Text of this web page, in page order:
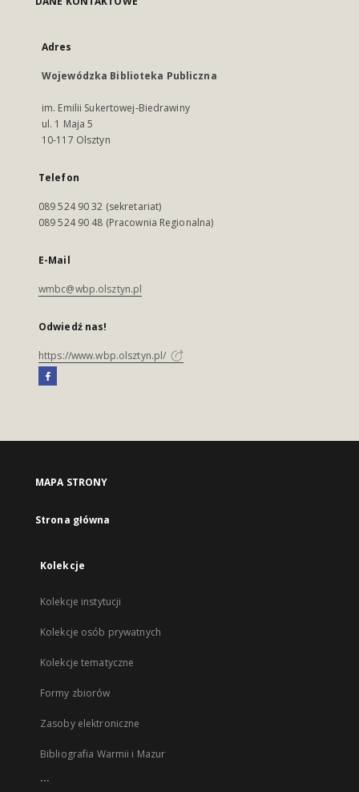
Adres
Wojewódzka Biblioteka Publiczna
im. Emilii Sukertowej-Biedrawiny
ul. 1 Maja 5
10-117 Olsztyn
Telefon
089 524 90 32 (sekretariat)
089 524 90 48 (Pracownia Regionalna)
E-Mail
wmbc@wbp.olsztyn.pl
Odwiedź nas!
https://www.wbp.olsztyn.pl/
MAPA STRONY
Strona główna
Kolekcje
Kolekcje instytucji
Kolekcje osób prywatnych
Kolekcje tematyczne
Formy zbiorów
Zasoby elektroniczne
Bibliografia Warmii i Mazur
...